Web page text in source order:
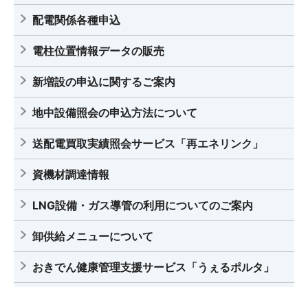
配電関係各種申込
電柱位置情報データの販売
新増設の申込に関するご案内
地中設備照会の申込方法について
送配電買取実績照会サービス「再エネリンク」
資機材調達情報
LNG設備・ガス導管の利用についてのご案内
卸供給メニューについて
おきでん健康管理支援サービス「うぇるポルタ」